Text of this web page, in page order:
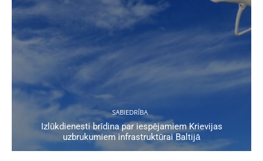
SABIEDRĪBA
Izlūkdienesti brīdina par iespējamiem Krievijas
uzbrukumiem infrastruktūrai Baltijā